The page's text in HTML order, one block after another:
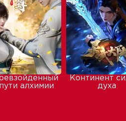
алхимии
Континент
духа